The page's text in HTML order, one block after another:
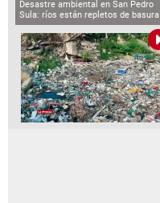
Desastre ambiental en San Pedro
Sula: ríos están repletos de basura